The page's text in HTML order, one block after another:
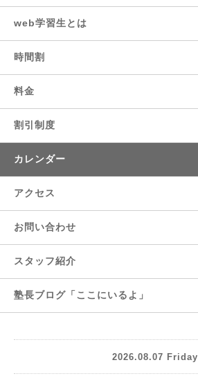
web学習生とは
時間割
料金
割引制度
カレンダー
アクセス
お問い合わせ
スタッフ紹介
塾長ブログ「ここにいるよ」
2026.08.07 Friday